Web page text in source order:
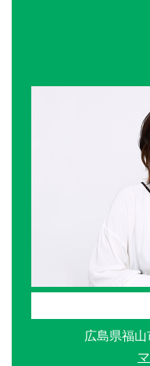
広島県福